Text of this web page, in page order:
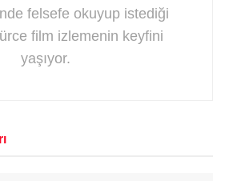
felsefe okuyup istediği
film izlemenin keyfini
yaşıyor.